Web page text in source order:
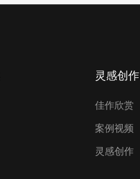
灵感创作
佳作欣赏
案例视频
灵感创作